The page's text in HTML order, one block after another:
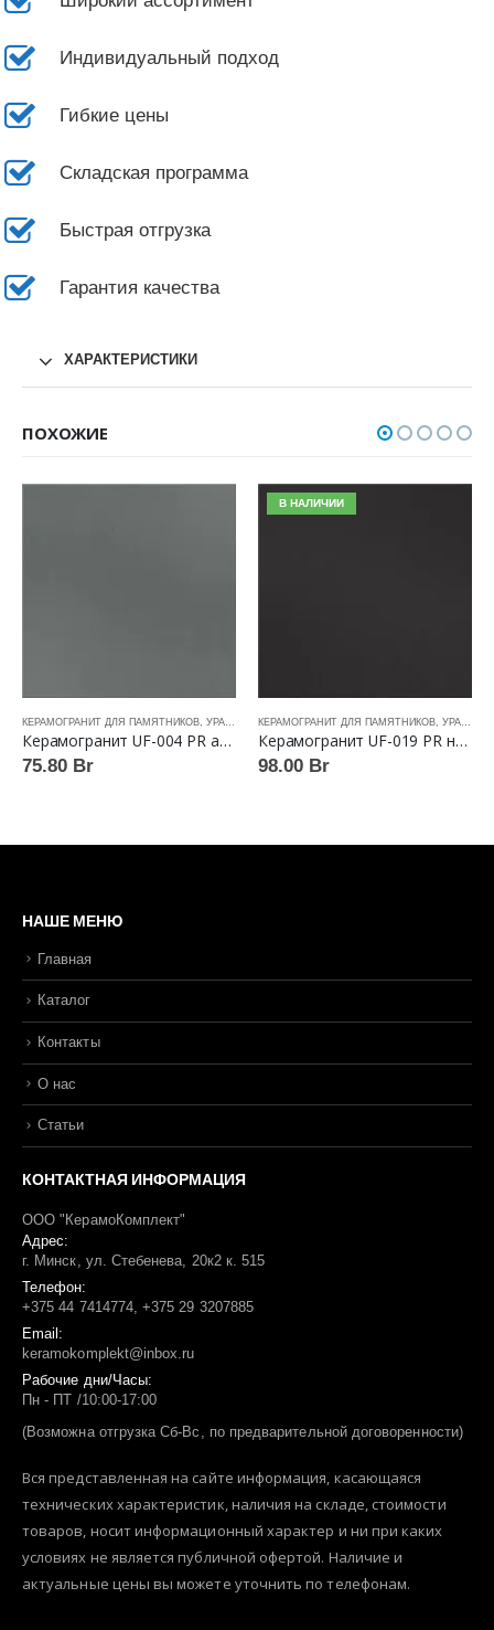
Индивидуальный подход
Гибкие цены
Складская программа
Быстрая отгрузка
Гарантия качества
ХАРАКТЕРИСТИКИ
ПОХОЖИЕ
КЕРАМОГРАНИТ ДЛЯ ПАМЯТНИКОВ УРАЛЬСКИЙ ГРАНИТ™
Керамогранит UF-004 PR асфальт полированный 60×60 Уральский гранит™
75.80 Br
В НАЛИЧИИ
КЕРАМОГРАНИТ ДЛЯ ПАМЯТНИКОВ УРАЛЬСКИЙ ГРАНИТ™
Керамогранит UF-019 PR насыщенно-черный полированный 60×60 Уральский гранит™
98.00 Br
НАШЕ МЕНЮ
Главная
Каталог
Контакты
О нас
Статьи
КОНТАКТНАЯ ИНФОРМАЦИЯ
ООО "КерамоКомплект"
Адрес:
г. Минск, ул. Стебенева, 20к2 к. 515
Телефон:
+375 44 7414774, +375 29 3207885
Email:
keramokomplekt@inbox.ru
Рабочие дни/Часы:
Пн - ПТ /10:00-17:00
(Возможна отгрузка Сб-Вс, по предварительной договоренности)
Вся представленная на сайте информация, касающаяся
технических характеристик, наличия на складе, стоимости
товаров, носит информационный характер и ни при каких
условиях не является публичной офертой. Наличие и
актуальные цены вы можете уточнить по телефонам.